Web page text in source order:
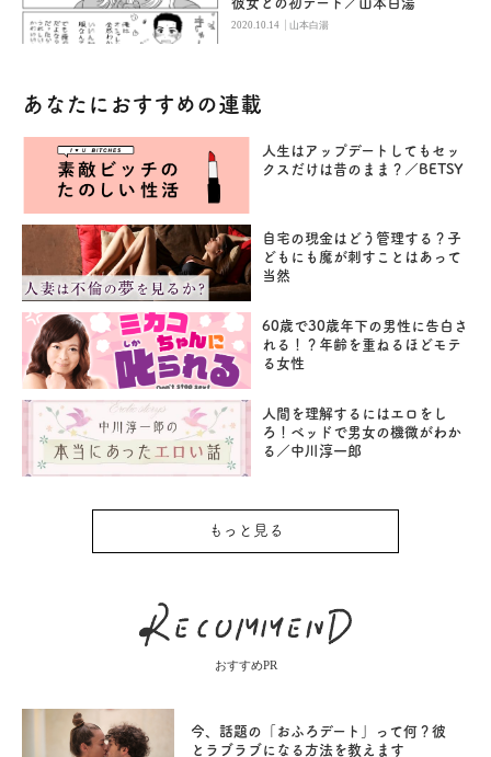
2020.10.14 |山本白湯
あなたにおすすめの連載
人生はアップデートしてもセッ
クスだけは昔のまま？／BETSY
自宅の現金はどう管理する？子
どもにも魔が刺すことはあって
当然
60歳で30歳年下の男性に告白さ
れる！？年齢を重ねるほどモテ
る女性
人間を理解するにはエロをし
ろ！ベッドで男女の機微がわか
る／中川淳一郎
もっと見る
おすすめPR
今、話題の「おふろデート」って何？彼
とラブラブになる方法を教えます